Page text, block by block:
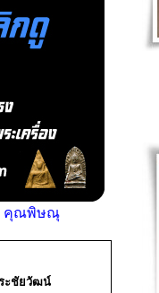
คุณพิษณุ
ะชัยวัฒน์